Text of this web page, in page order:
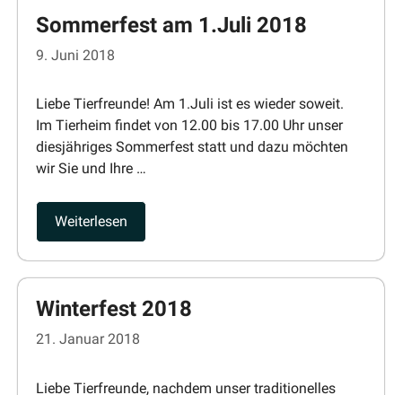
Sommerfest am 1.Juli 2018
9. Juni 2018
Liebe Tierfreunde! Am 1.Juli ist es wieder soweit.
Im Tierheim findet von 12.00 bis 17.00 Uhr unser
diesjäh­riges Sommerfest statt und dazu möchten
wir Sie und Ihre …
Weiter­lesen
Winterfest 2018
21. Januar 2018
Liebe Tierfreunde, nachdem unser tradi­tio­nelles